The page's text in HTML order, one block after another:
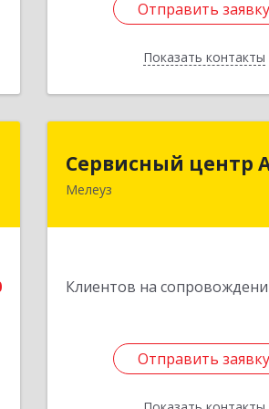
Отправить заявку
Показать контакты
Отправить заявку
Назад
Сервисный центр
Мелеуз
Клиентов на
Отправить заявку
Сервисный
Отправить заявку